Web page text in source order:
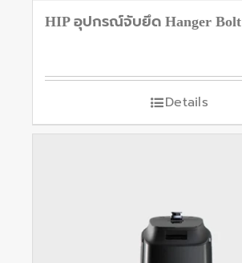
HIP อุปกรณ์จับยึด Hanger Bolt
Details